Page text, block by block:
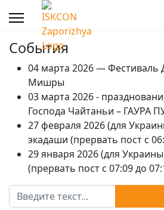
События
04 марта 2026 — Фестиваль
Мишры
03 марта 2026 -
Господа Чайтаньи – ГАУРА
27 февраля 2026 (для
экадаши (прервать пост с
29 января 2026 (для
(прервать пост с 07:09 до
Поиск